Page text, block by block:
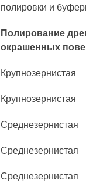
полировки и
Полирование
окрашенных
Крупнозернистая
Крупнозернистая
Среднезернистая
Среднезернистая
Среднезернистая